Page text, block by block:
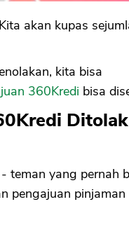
akan kupas
kita bisa
360Kredi bisa
teman yang pernah
pengajuan pinjaman